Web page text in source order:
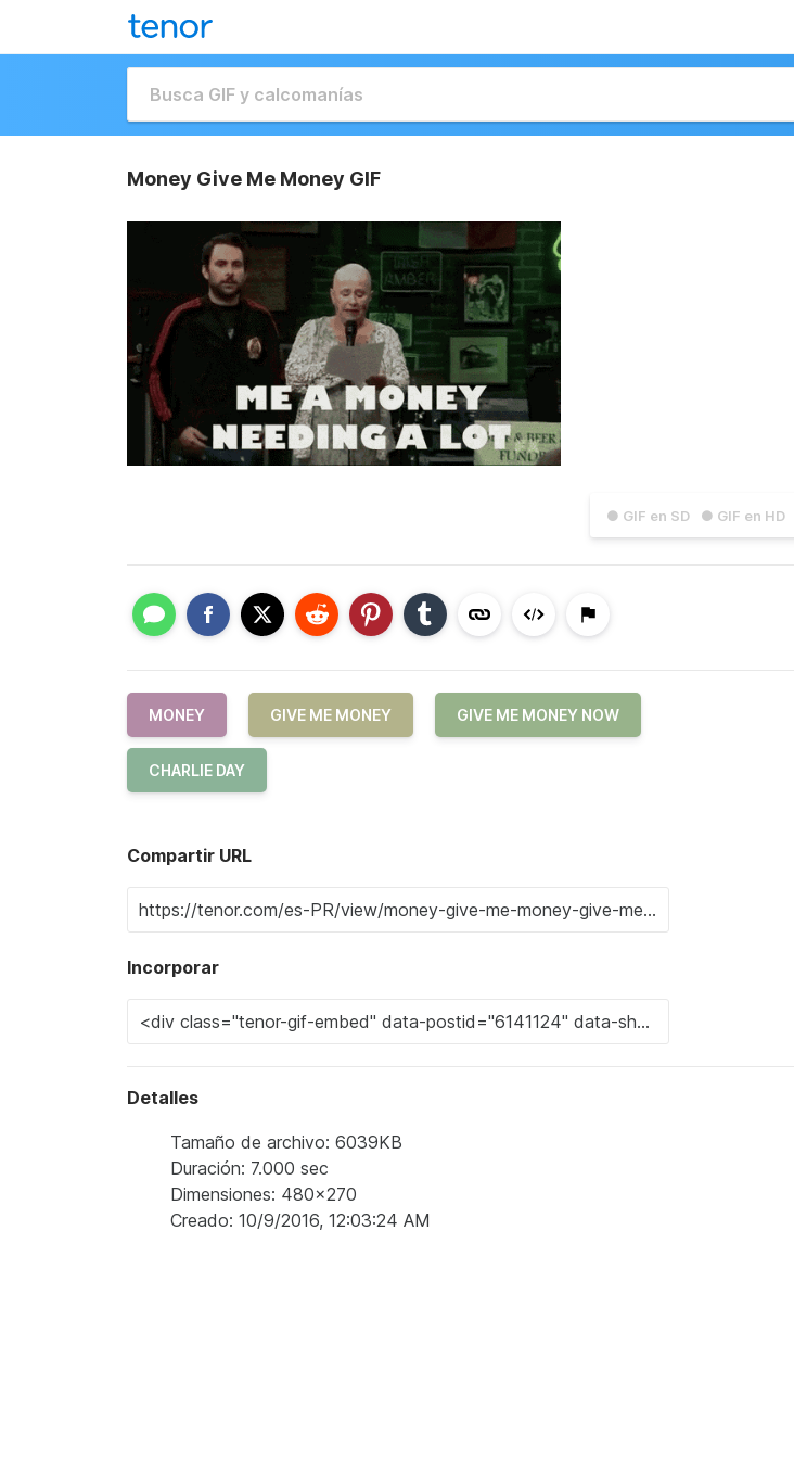
Money Give Me Money GIF
● GIF en SD ● GIF en HD
MONEY GIVE ME MONEY GIVE ME MONEY NOW
CHARLIE DAY
Compartir URL
Incorporar
Detalles
Tamaño de archivo: 6039KB
Duración: 7.000 sec
Dimensiones: 480x270
Creado: 10/9/2016, 12:03:24 AM